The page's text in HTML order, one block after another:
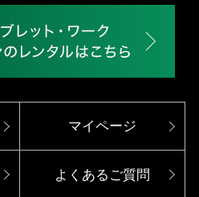
マイページ
よくあるご質問